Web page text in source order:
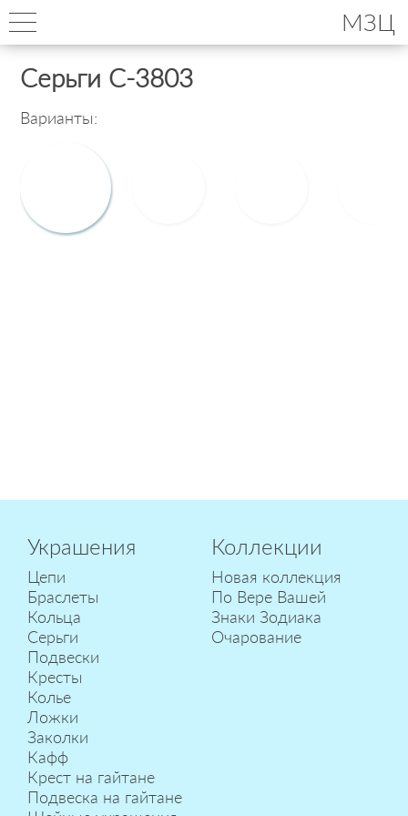
МЗЦ
Серьги С-3803
Варианты:
Украшения
Цепи
Браслеты
Кольца
Серьги
Подвески
Кресты
Колье
Ложки
Заколки
Кафф
Крест на гайтане
Подвеска на гайтане
Коллекции
Новая коллекция
По Вере Вашей
Знаки Зодиака
Очарование